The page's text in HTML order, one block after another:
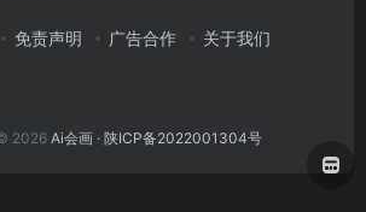
免责声明 广告合作 关于我们
2026 Ai会画 · 陕ICP备2022001304号